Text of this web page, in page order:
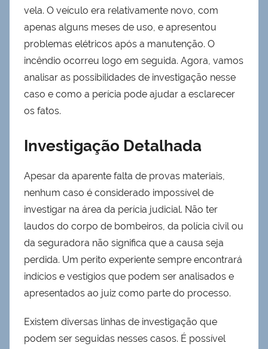
vela. O veículo era relativamente novo, com
apenas alguns meses de uso, e apresentou
problemas elétricos após a manutenção. O
incêndio ocorreu logo em seguida. Agora, vamos
analisar as possibilidades de investigação nesse
caso e como a perícia pode ajudar a esclarecer
os fatos.
Investigação Detalhada
Apesar da aparente falta de provas materiais,
nenhum caso é considerado impossível de
investigar na área da perícia judicial. Não ter
laudos do corpo de bombeiros, da polícia civil ou
da seguradora não significa que a causa seja
perdida. Um perito experiente sempre encontrará
indícios e vestígios que podem ser analisados e
apresentados ao juiz como parte do processo.
Existem diversas linhas de investigação que
podem ser seguidas nesses casos. É possível